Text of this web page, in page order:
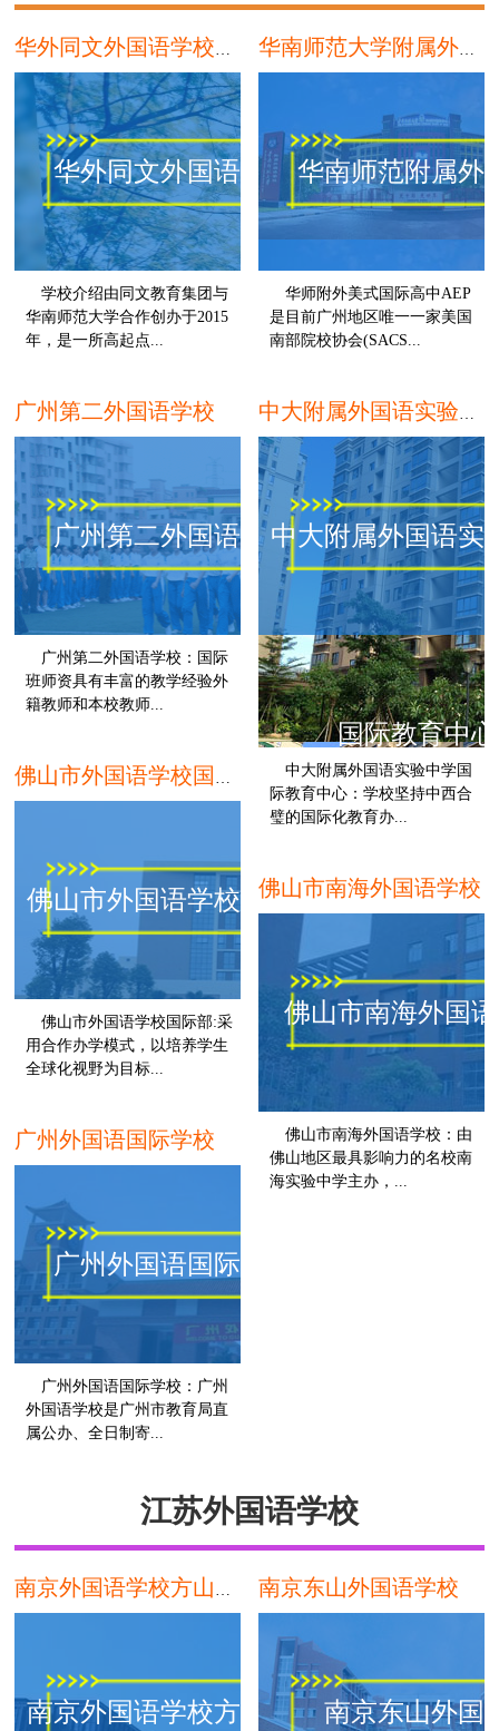
华外同文外国语学校
学校介绍由同文教育集团与
华南师范大学合作创办于2015
年，是一所高起点...
华南师范附属外
华师附外美式国际高中AEP
是目前广州地区唯一一家美国
南部院校协会(SACS...
广州第二外国语学校
广州第二外国语学校
广州第二外国语学校：国际
班师资具有丰富的教学经验外
籍教师和本校教师...
广州
中大附属外国语实
国际教育中心
中大附属外国语实验中学国
际教育中心：学校坚持中西合
璧的国际化教育办...
佛山市外国语学校国际部
佛山市外国语学校国际部:采
用合作办学模式，以培养学生
全球化视野为目标...
佛山
佛山市南海外国语学校
佛山市南海外国
佛山市南海外国语学校：由
佛山地区最具影响力的名校南
海实验中学主办，...
广州外国语国际学校
广州外国语国际学校
广州外国语国际学校：广州
外国语学校是广州市教育局直
属公办、全日制寄...
江苏外国语学校
南京外国语学校方山分校
南京东山外国语学校
南京东山外国